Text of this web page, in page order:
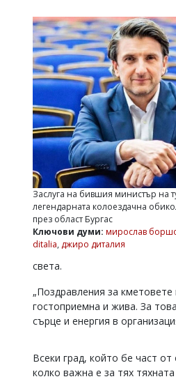
БИЗНЕС
Управители:
Веселин
v.vasilev@flagman.bg
Касабова,
k.kassabova@flagman.bg
Главен
редактор:
office@flagman.bg
Коментарите
статиите
въвеждат
редакцията
Заслуга на бившия министър на
легендарната колоездачна
през област Бургас
Ключови думи: мирослав
ditalia, джиро диталия
света.
„Поздравления за
гостоприемна и жива. За
сърце и енергия в
Всеки град, който бе част
колко важна е за тях